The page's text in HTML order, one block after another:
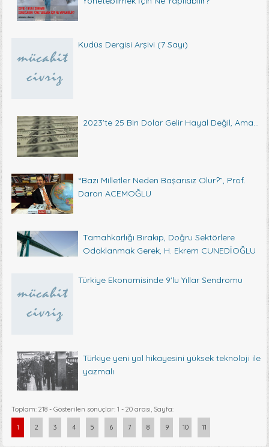
Kudüs Dergisi Arşivi (7 Sayı)
2023’te 25 Bin Dolar Gelir Hayal Değil, Ama…
“Bazı Milletler Neden Başarısız Olur?”, Prof.
Daron ACEMOĞLU
Tamahkarlığı Bırakıp, Doğru Sektörlere
Odaklanmak Gerek, H. Ekrem CUNEDİOĞLU
Türkiye Ekonomisinde 9'lu Yıllar Sendromu
Türkiye yeni yol hikayesini yüksek teknoloji ile
yazmalı
Toplam: 218 - Gösterilen sonuçlar: 1 - 20 arası, Sayfa:
1 2 3 4 5 6 7 8 9 10 11